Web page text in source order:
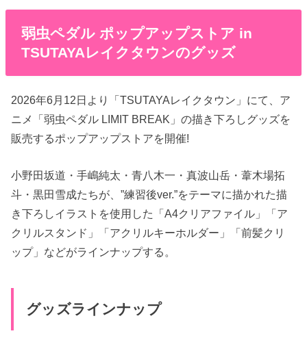
弱虫ペダル ポップアップストア in
TSUTAYAレイクタウンのグッズ
2026年6月12日より「TSUTAYAレイクタウン」にて、ア
ニメ「弱虫ペダル LIMIT BREAK」の描き下ろしグッズを
販売するポップアップストアを開催!
小野田坂道・手嶋純太・青八木一・真波山岳・葦木場拓
斗・黒田雪成たちが、”練習後ver.”をテーマに描かれた描
き下ろしイラストを使用した「A4クリアファイル」「ア
クリルスタンド」「アクリルキーホルダー」「前髪クリ
ップ」などがラインナップする。
グッズラインナップ